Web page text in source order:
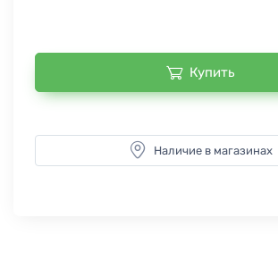
Купить
Наличие в магазинах